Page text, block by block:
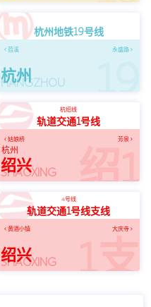
19
杭州地铁19号线
永盛路
苕溪
HANGZHOU
杭州
绍1
杭绍线
轨道交通1号线
芳泉
姑娘桥
杭州
SHAOXING
绍兴
1支
4号线
轨道交通1号线支线
大庆寺
黄酒小镇
SHAOXING
绍兴